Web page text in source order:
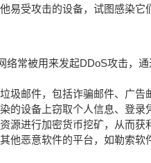
易受攻击的设备，试图感染它
络常被用来发起DDoS攻击，
圾邮件，包括诈骗邮件、广告
的设备上窃取个人信息、登录
源进行加密货币挖矿，从而获
他恶意软件的平台，如勒索软